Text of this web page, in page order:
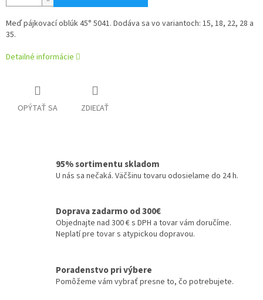
Meď pájkovací oblúk 45° 5041. Dodáva sa vo variantoch: 15, 18, 22, 28 a
35.
Detailné informácie
OPÝTAŤ SA ZDIEĽAŤ
95% sortimentu skladom
U nás sa nečaká. Väčšinu tovaru odosielame do 24 h.
Doprava zadarmo od 300€
Objednajte nad 300 € s DPH a tovar vám doručíme.
Neplatí pre tovar s atypickou dopravou.
Poradenstvo pri výbere
Pomôžeme vám vybrať presne to, čo potrebujete.